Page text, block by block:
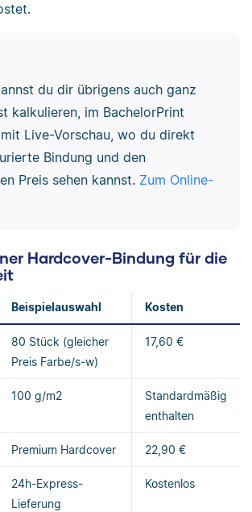
du dir übrigens auch ganz
kalkulieren, im BachelorPrint
Live-Vorschau, wo du direkt
Bindung und den
Preis sehen kannst. Zum Online-
Hardcover-Bindung für die
Beispielauswahl Kosten
80 Stück (gleicher
Preis Farbe/s-w)
17,60 €
100 g/m2
Standardmäßig
enthalten
Premium Hardcover 22,90 €
24h-Express-
Lieferung
Kostenlos